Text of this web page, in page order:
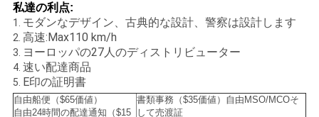
私達の利点:
1. モダンなデザイン、古典的な設計、警察は設計します
2. 高速:Max110 km/h
3. ヨーロッパの27人のディストリビューター
4. 速い配達商品
5. E印の証明書
自由船便（$65価値）
自由24時間の配達通知（$15
書類事務（$35価値）自由MSO/MCOそ
して売渡証